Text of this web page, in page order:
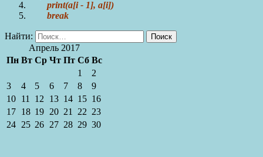
print(a[i - 1], a[i])
break
Найти:
Апрель 2017
Пн Вт Ср Чт Пт Сб Вс
1
2
3
4 5 6 7 8
9
10 11 12 13 14 15 16
17 18 19 20 21 22 23
24 25 26 27 28 29 30